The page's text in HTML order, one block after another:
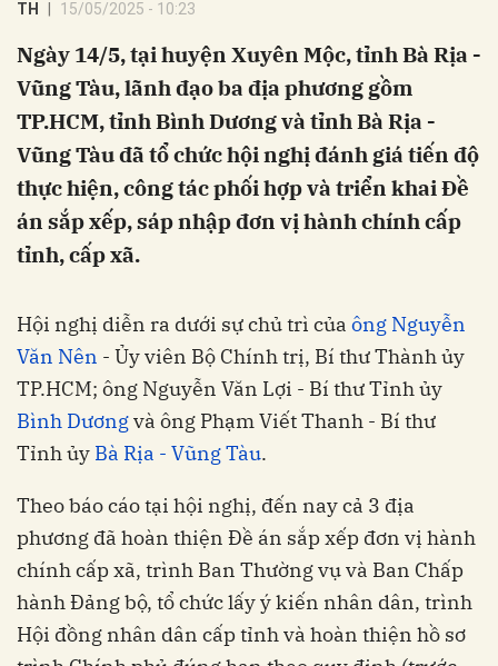
TH 15/05/2025 - 10:23
Ngày 14/5, tại huyện Xuyên Mộc, tỉnh Bà Rịa -
Vũng Tàu, lãnh đạo ba địa phương gồm
TP.HCM, tỉnh Bình Dương và tỉnh Bà Rịa -
Vũng Tàu đã tổ chức hội nghị đánh giá tiến độ
thực hiện, công tác phối hợp và triển khai Đề
án sắp xếp, sáp nhập đơn vị hành chính cấp
tỉnh, cấp xã.
Hội nghị diễn ra dưới sự chủ trì của ông Nguyễn
Văn Nên - Ủy viên Bộ Chính trị, Bí thư Thành ủy
TP.HCM; ông Nguyễn Văn Lợi - Bí thư Tỉnh ủy
Bình Dươngvà ông Phạm Viết Thanh - Bí thư
Tỉnh ủy Bà Rịa - Vũng Tàu.
Theo báo cáo tại hội nghị, đến nay cả 3 địa
phương đã hoàn thiện Đề án sắp xếp đơn vị hành
chính cấp xã, trình Ban Thường vụ và Ban Chấp
hành Đảng bộ, tổ chức lấy ý kiến nhân dân, trình
Hội đồng nhân dân cấp tỉnh và hoàn thiện hồ sơ